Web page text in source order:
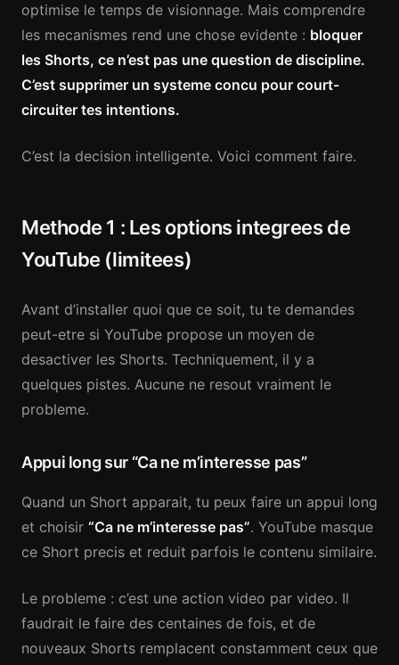
optimise le temps de visionnage. Mais comprendre
les mecanismes rend une chose evidente : bloquer
les Shorts, ce n’est pas une question de discipline.
C’est supprimer un systeme concu pour court-
circuiter tes intentions.
C’est la decision intelligente. Voici comment faire.
Methode 1 : Les options integrees de
YouTube (limitees)
Avant d’installer quoi que ce soit, tu te demandes
peut-etre si YouTube propose un moyen de
desactiver les Shorts. Techniquement, il y a
quelques pistes. Aucune ne resout vraiment le
probleme.
Appui long sur “Ca ne m’interesse pas”
Quand un Short apparait, tu peux faire un appui long
et choisir “Ca ne m’interesse pas”. YouTube masque
ce Short precis et reduit parfois le contenu similaire.
Le probleme : c’est une action video par video. Il
faudrait le faire des centaines de fois, et de
nouveaux Shorts remplacent constamment ceux que